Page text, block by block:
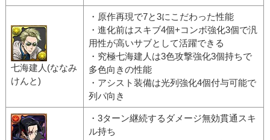
七海建人(ななみ
けんと)
・原作再現で7と3にこだわった性能
・進化前はスキブ4個+コンボ強化3個で汎
用性が高いサブとして活躍できる
・究極七海建人は3色攻撃強化3個持ちで
多色向きの性能
・アシスト装備は光列強化4個付与可能で
列パ向き
・3ターン継続するダメージ無効貫通スキ
ル持ち